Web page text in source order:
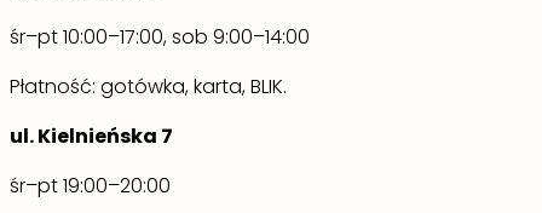
śr–pt 10:00–17:00, sob 9:00–14:00
Płatność: gotówka, karta, BLIK.
ul. Kielnieńska 7
śr–pt 19:00–20:00